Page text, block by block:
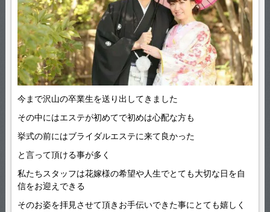
今まで沢山の卒業生を送り出してきました
その中にはエステが初めてで初めは心配な方も
挙式の前にはブライダルエステに来て良かった
と言って頂ける事が多く
私たちスタッフは花嫁様の希望や人生でとても大切な日を自
信をお迎えできる
そのお姿を拝見させて頂きお手伝いできた事にとても嬉しく